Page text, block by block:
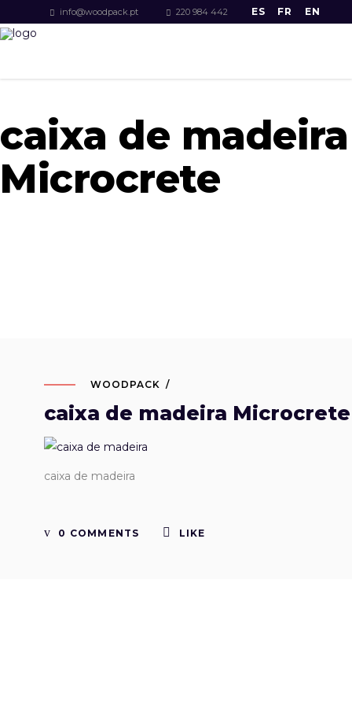
info@woodpack.pt 220 984 442 ES FR EN
caixa de madeira
Microcrete
WOODPACK
caixa de madeira Microcrete
caixa de madeira
0 COMMENTS LIKE